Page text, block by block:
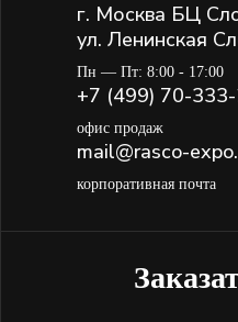
г. Москва БЦ
ул. Ленинская
Пн — Пт: 8:00 - 17:00
+7 (499) 70-
офис продаж
mail@rasco-
корпоративная почта